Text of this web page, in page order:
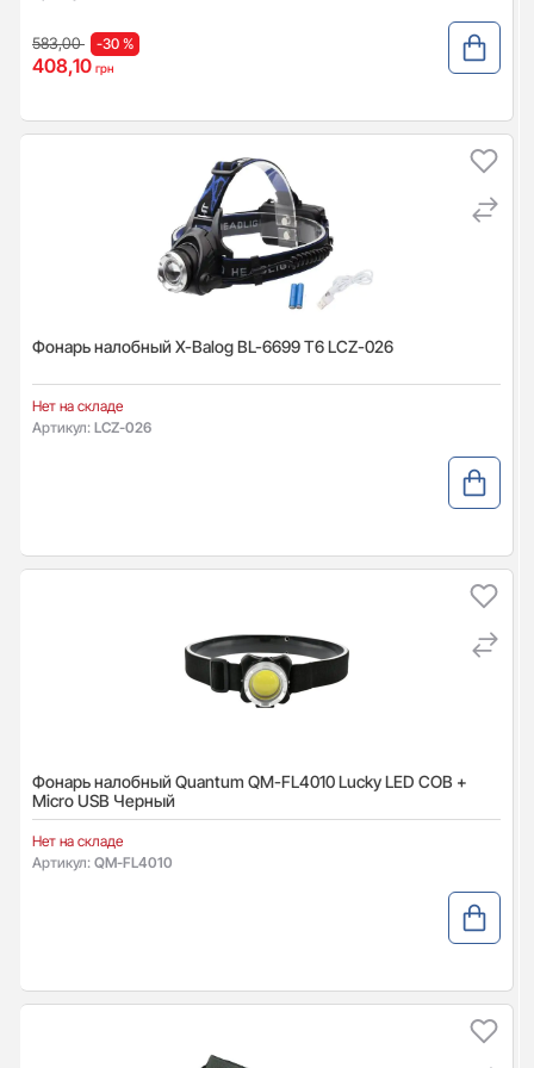
583,00 -30 %
408,10 грн
Фонарь налобный X-Balog BL-6699 T6 LCZ-026
Нет на складе
Артикул: LCZ-026
Фонарь налобный Quantum QM-FL4010 Lucky LED COB +
Micro USB Черный
Нет на складе
Артикул: QM-FL4010